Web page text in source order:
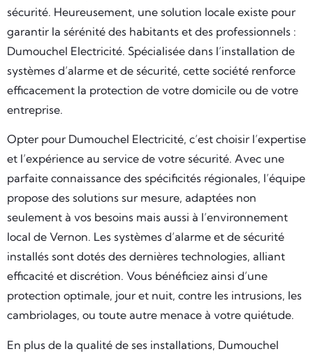
sécurité. Heureusement, une solution locale existe pour
garantir la sérénité des habitants et des professionnels :
Dumouchel Electricité. Spécialisée dans l’installation de
systèmes d’alarme et de sécurité, cette société renforce
efficacement la protection de votre domicile ou de votre
entreprise.
Opter pour Dumouchel Electricité, c’est choisir l’expertise
et l’expérience au service de votre sécurité. Avec une
parfaite connaissance des spécificités régionales, l’équipe
propose des solutions sur mesure, adaptées non
seulement à vos besoins mais aussi à l’environnement
local de Vernon. Les systèmes d’alarme et de sécurité
installés sont dotés des dernières technologies, alliant
efficacité et discrétion. Vous bénéficiez ainsi d’une
protection optimale, jour et nuit, contre les intrusions, les
cambriolages, ou toute autre menace à votre quiétude.
En plus de la qualité de ses installations, Dumouchel